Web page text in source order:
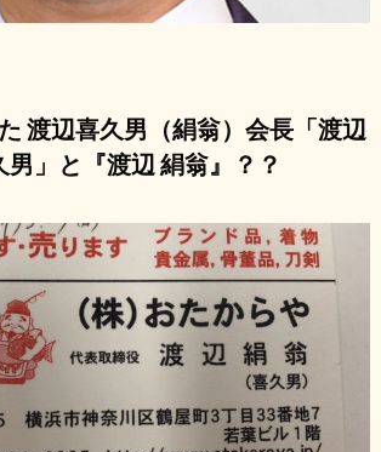
渡辺喜久男（絹翁）会長「渡辺
男」と『渡辺 絹翁』？？